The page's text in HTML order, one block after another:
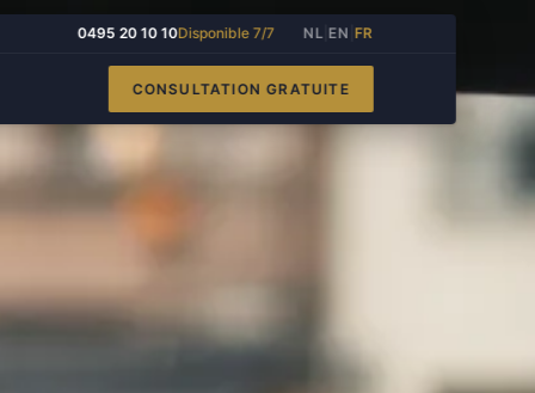
0495 20 10 10Disponible 7/7 NL |EN FR
CONSULTATION GRATUITE